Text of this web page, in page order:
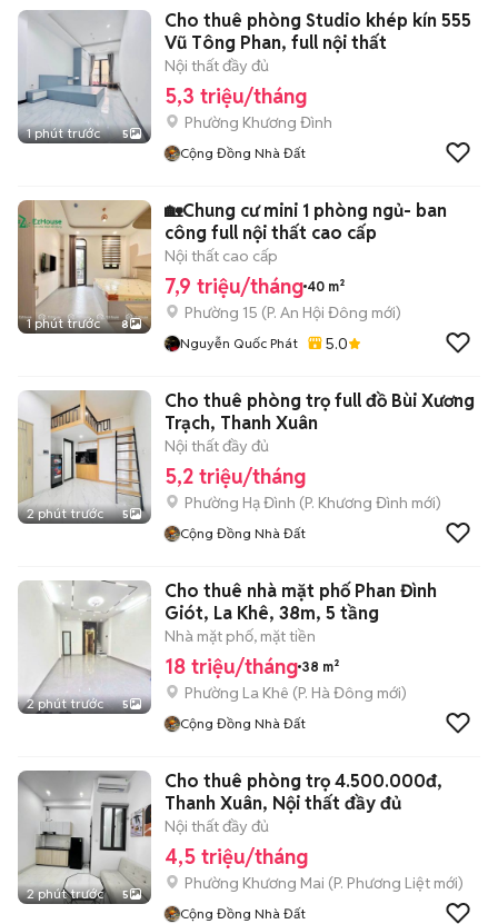
1 phút trước 5
Cho thuê phòng Studio khép kín 555
Vũ Tông Phan, full nội thất
Nội thất đầy đủ
5,3 triệu/tháng
Phường Khương Đình
Cộng Đồng Nhà Đất
1 phút trước 8
🏡Chung cư mini 1 phòng ngủ- ban
công full nội thất cao cấp
Nội thất cao cấp
7,9 triệu/tháng 40 m²
Phường 15 (P. An Hội Đông mới)
Nguyễn Quốc Phát 5.0
2 phút trước 5
Cho thuê phòng trọ full đồ Bùi Xương
Trạch, Thanh Xuân
Nội thất đầy đủ
5,2 triệu/tháng
Phường Hạ Đình (P. Khương Đình mới)
Cộng Đồng Nhà Đất
2 phút trước 5
Cho thuê nhà mặt phố Phan Đình
Giót, La Khê, 38m, 5 tầng
Nhà mặt phố, mặt tiền
18 triệu/tháng 38 m²
Phường La Khê (P. Hà Đông mới)
Cộng Đồng Nhà Đất
2 phút trước 5
Cho thuê phòng trọ 4.500.000đ,
Thanh Xuân, Nội thất đầy đủ
Nội thất đầy đủ
4,5 triệu/tháng
Phường Khương Mai (P. Phương Liệt mới)
Cộng Đồng Nhà Đất